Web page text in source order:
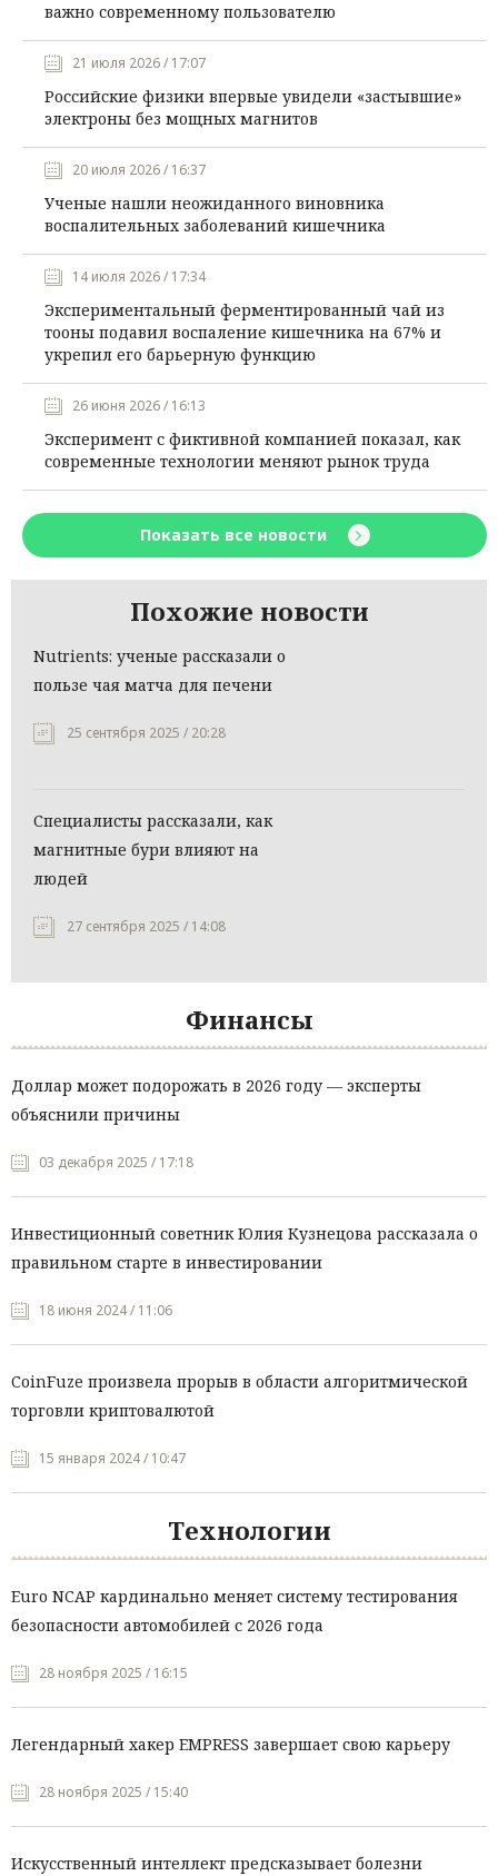
важно современному пользователю
21 июля 2026 / 17:07
Российские физики впервые увидели «застывшие»
электроны без мощных магнитов
20 июля 2026 / 16:37
Ученые нашли неожиданного виновника
воспалительных заболеваний кишечника
14 июля 2026 / 17:34
Экспериментальный ферментированный чай из
тооны подавил воспаление кишечника на 67% и
укрепил его барьерную функцию
26 июня 2026 / 16:13
Эксперимент с фиктивной компанией показал, как
современные технологии меняют рынок труда
Показать все новости
Похожие новости
Nutrients: ученые рассказали о
пользе чая матча для печени
25 сентября 2025 / 20:28
Специалисты рассказали, как
магнитные бури влияют на
людей
27 сентября 2025 / 14:08
Финансы
Доллар может подорожать в 2026 году — эксперты
объяснили причины
03 декабря 2025 / 17:18
Инвестиционный советник Юлия Кузнецова рассказала о
правильном старте в инвестировании
18 июня 2024 / 11:06
CoinFuze произвела прорыв в области алгоритмической
торговли криптовалютой
15 января 2024 / 10:47
Технологии
Euro NCAP кардинально меняет систему тестирования
безопасности автомобилей с 2026 года
28 ноября 2025 / 16:15
Легендарный хакер EMPRESS завершает свою карьеру
28 ноября 2025 / 15:40
Искусственный интеллект предсказывает болезни